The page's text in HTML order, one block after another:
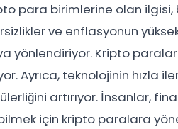
para birimlerine olan
ve enflasyonun
yönlendiriyor. Kripto
Ayrıca, teknolojinin hızla
artırıyor. İnsanlar,
için kripto paralara